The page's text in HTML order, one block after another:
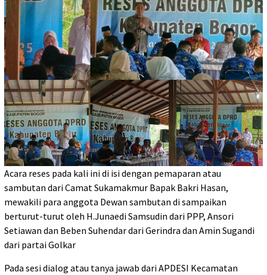
Acara reses pada kali ini di isi dengan pemaparan atau
sambutan dari Camat Sukamakmur Bapak Bakri Hasan,
mewakili para anggota Dewan sambutan di sampaikan
berturut-turut oleh H.Junaedi Samsudin dari PPP, Ansori
Setiawan dan Beben Suhendar dari Gerindra dan Amin Sugandi
dari partai Golkar
Pada sesi dialog atau tanya jawab dari APDESI Kecamatan